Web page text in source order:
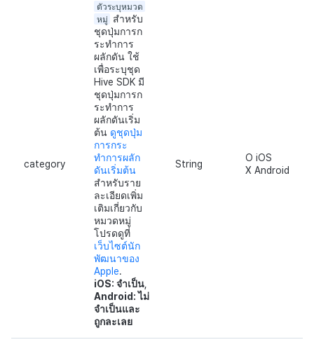
category
ตัวระบุหมวด
หมู่ สำหรับ
ชุดปุ่มการก
ระทำการ
ผลักดัน ใช้
เพื่อระบุชุด
Hive SDK มี
ชุดปุ่มการก
ระทำการ
ผลักดันเริ่ม
ต้น ดูชุดปุ่ม
การกระ
ทำการผลัก
ดันเริ่มต้น
สำหรับราย
ละเอียดเพิ่ม
เติมเกี่ยวกับ
หมวดหมู่
โปรดดูที่
เว็บไซต์นัก
พัฒนาของ
Apple.
iOS: จำเป็น,
Android: ไม่
จำเป็นและ
ถูกละเลย
String
O iOS
X Android